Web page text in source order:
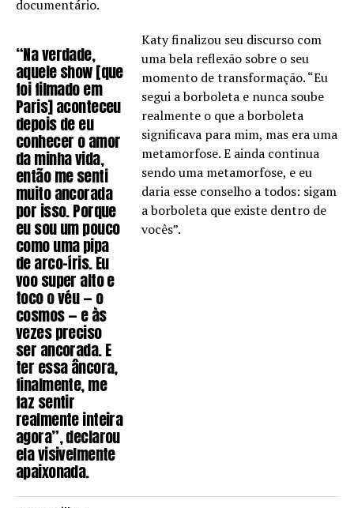
documentário.
“Na verdade,
aquele show [que
foi filmado em
Paris] aconteceu
depois de eu
conhecer o amor
da minha vida,
então me senti
muito ancorada
por isso. Porque
eu sou um pouco
como uma pipa
de arco-íris. Eu
voo super alto e
toco o véu — o
cosmos — e às
vezes preciso
ser ancorada. E
ter essa âncora,
finalmente, me
faz sentir
realmente inteira
agora”, declarou
ela visivelmente
apaixonada.
Katy finalizou seu discurso com
uma bela reflexão sobre o seu
momento de transformação. “Eu
segui a borboleta e nunca soube
realmente o que a borboleta
significava para mim, mas era uma
metamorfose. E ainda continua
sendo uma metamorfose, e eu
daria esse conselho a todos: sigam
a borboleta que existe dentro de
vocês”.